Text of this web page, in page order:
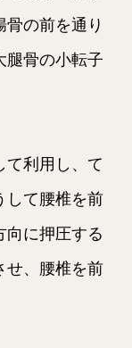
の前を通り
腿骨の小転子
て利用し、て
して腰椎を前
向に押圧する
せ、腰椎を前